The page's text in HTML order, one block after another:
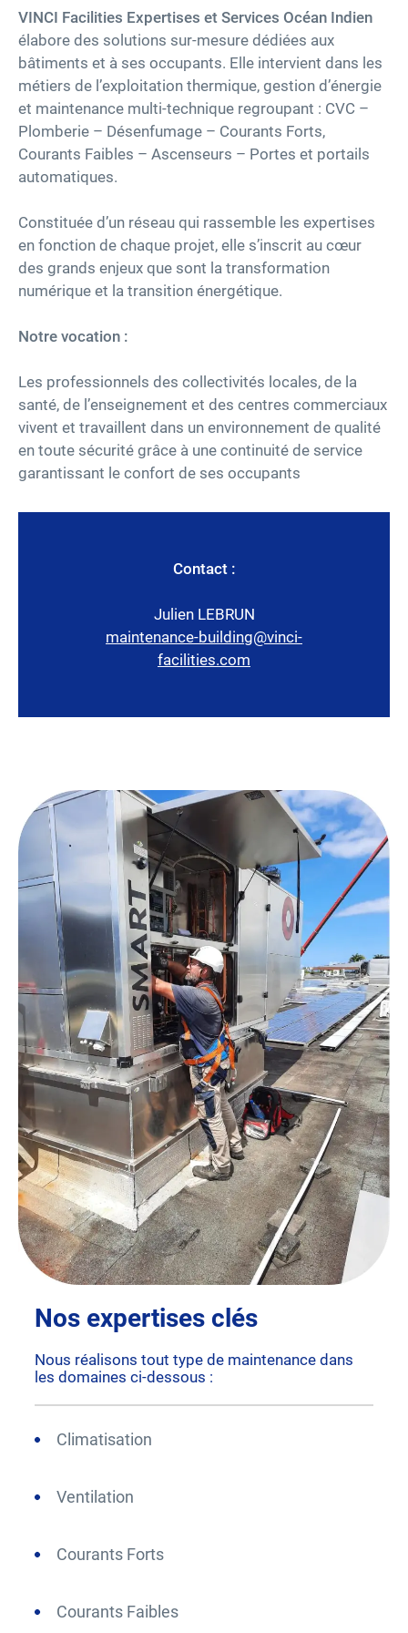
Carrières
Accessibilité
twitterlinkedinyoutubefacebook
VINCI Facilities Expertises et Services Océan Indien
élabore des solutions sur-mesure dédiées aux
bâtiments et à ses occupants. Elle intervient dans les
métiers de l’exploitation thermique, gestion d’énergie
et maintenance multi-technique regroupant : CVC –
Plomberie – Désenfumage – Courants Forts,
Courants Faibles – Ascenseurs – Portes et portails
automatiques.
Constituée d’un réseau qui rassemble les expertises
en fonction de chaque projet, elle s’inscrit au cœur
des grands enjeux que sont la transformation
numérique et la transition énergétique.
Notre vocation :
Les professionnels des collectivités locales, de la
santé, de l’enseignement et des centres commerciaux
vivent et travaillent dans un environnement de qualité
en toute sécurité grâce à une continuité de service
garantissant le confort de ses occupants
Contact :
Julien LEBRUN
maintenance-building@vinci-
facilities.com
Nos expertises clés
Nous réalisons tout type de maintenance dans
les domaines ci-dessous :
Climatisation
Ventilation
Courants Forts
Courants Faibles